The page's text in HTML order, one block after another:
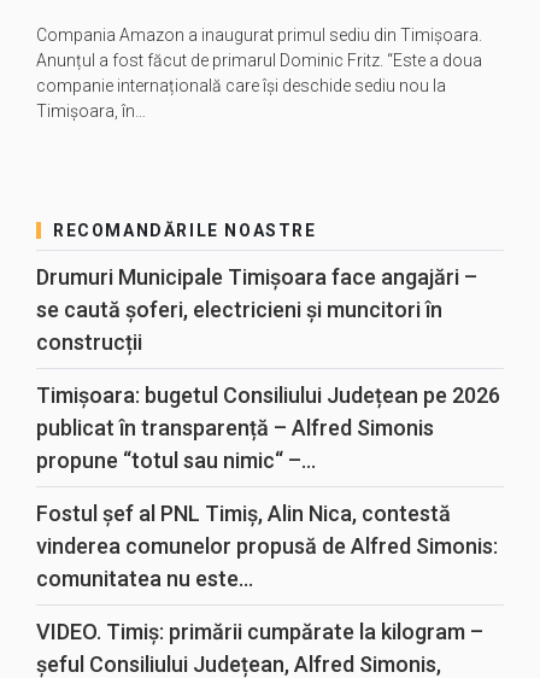
Compania Amazon a inaugurat primul sediu din Timișoara.
Anunțul a fost făcut de primarul Dominic Fritz. “Este a doua
companie internațională care își deschide sediu nou la
Timișoara, în…
RECOMANDĂRILE NOASTRE
Drumuri Municipale Timișoara face angajări –
se caută șoferi, electricieni și muncitori în
construcții
Timișoara: bugetul Consiliului Județean pe 2026
publicat în transparență – Alfred Simonis
propune “totul sau nimic“ –...
Fostul șef al PNL Timiș, Alin Nica, contestă
vinderea comunelor propusă de Alfred Simonis:
comunitatea nu este...
VIDEO. Timiș: primării cumpărate la kilogram –
șeful Consiliului Județean, Alfred Simonis,